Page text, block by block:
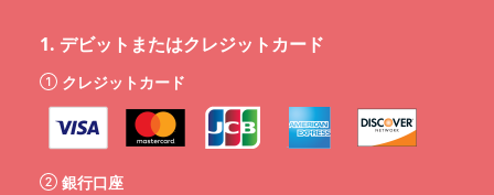
1. デビットまたはクレジットカード
クレジットカード
銀行口座